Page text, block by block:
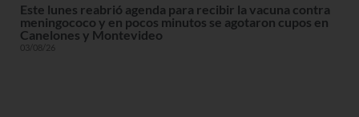
Este lunes reabrió agenda para recibir la vacuna contra
meningococo y en pocos minutos se agotaron cupos en
Canelones y Montevideo
03/08/26